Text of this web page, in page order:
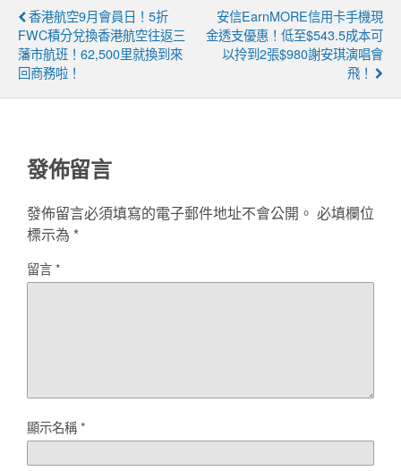
香港航空9月會員日！5折
FWC積分兌換香港航空往返三
藩市航班！62,500里就換到來
回商務啦！
安信EarnMORE信用卡手機現
金透支優惠！低至$543.5成本可
以拎到2張$980謝安琪演唱會
飛！
發佈留言
發佈留言必須填寫的電子郵件地址不會公開。 必填欄位
標示為 *
留言*
顯示名稱*